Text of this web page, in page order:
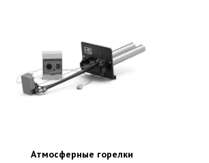
Атмосферные горелки